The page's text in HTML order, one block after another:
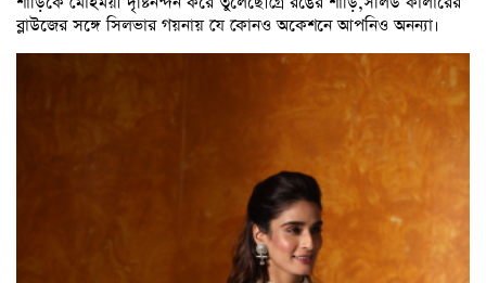
ব্লাউজের সঙ্গে সিলভার গয়নায় যে কোনও অকেশনে আপনিও অনন্যা।